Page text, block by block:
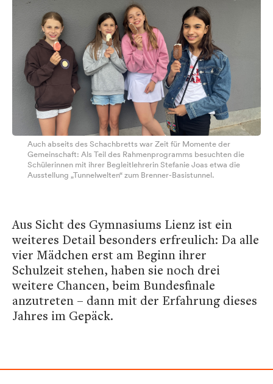
Auch abseits des Schachbretts war Zeit für Momente der
Gemeinschaft: Als Teil des Rahmenprogramms besuchten die
Schülerinnen mit ihrer Begleitlehrerin Stefanie Joas etwa die
Ausstellung „Tunnelwelten“ zum Brenner-Basistunnel.
Aus Sicht des Gymnasiums Lienz ist ein
weiteres Detail besonders erfreulich: Da alle
vier Mädchen erst am Beginn ihrer
Schulzeit stehen, haben sie noch drei
weitere Chancen, beim Bundesfinale
anzutreten – dann mit der Erfahrung dieses
Jahres im Gepäck.